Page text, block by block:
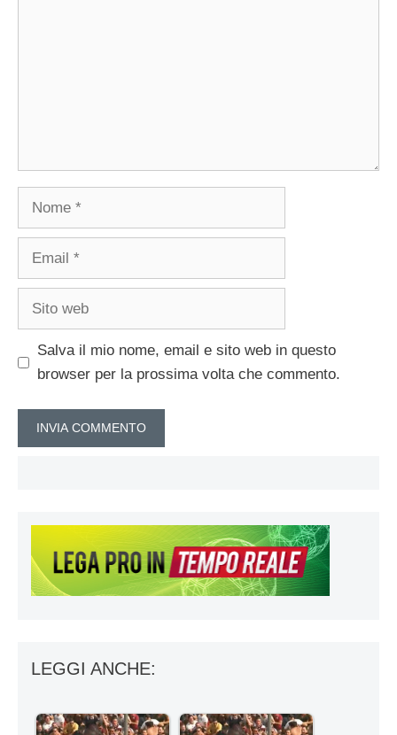
Nome
Email
Sito
Salva il mio nome, email e sito web in questo
browser per la prossima volta che commento.
LEGGI ANCHE: